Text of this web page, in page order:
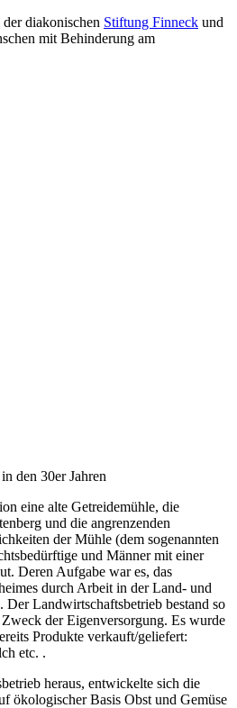
diakonischen Stiftung Finneck und
mit Behinderung am
den 30er Jahren
eine alte Getreidemühle, die
und die angrenzenden
der Mühle (dem sogenannten
und Männer mit einer
Deren Aufgabe war es, das
durch Arbeit in der Land- und
Landwirtschaftsbetrieb bestand so
der Eigenversorgung. Es wurde
Produkte verkauft/geliefert:
etc. .
heraus, entwickelte sich die
ökologischer Basis Obst und Gemüse